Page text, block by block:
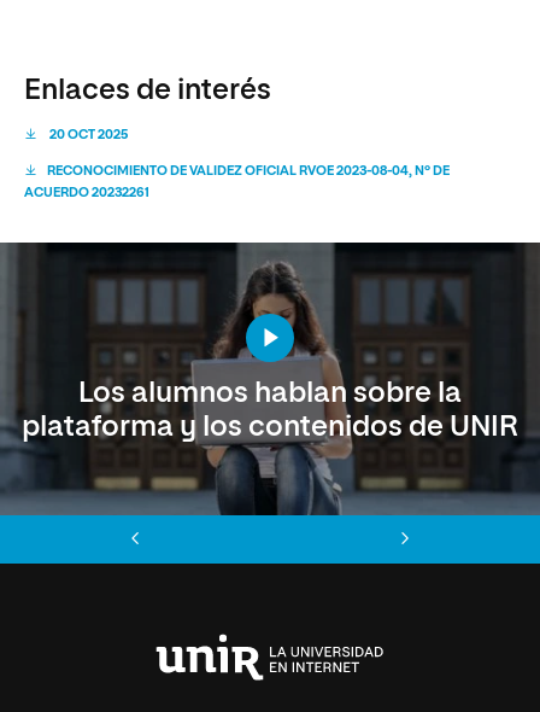
Enlaces de interés
20 OCT 2025
RECONOCIMIENTO DE VALIDEZ OFICIAL RVOE 2023-08-04, Nº DE
ACUERDO 20232261
Los alumnos hablan sobre la
plataforma y los contenidos de UNIR